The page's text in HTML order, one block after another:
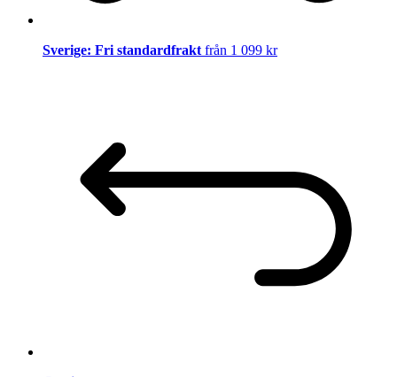
Sverige: Fri standardfrakt från 1 099 kr